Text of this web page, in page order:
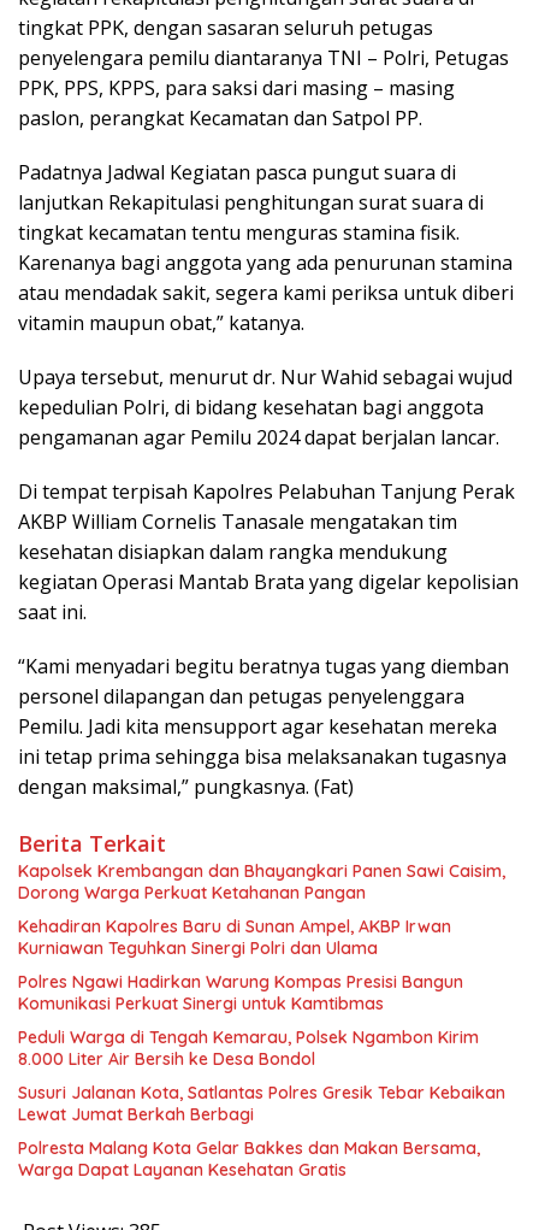
tingkat PPK, dengan sasaran seluruh petugas
penyelengara pemilu diantaranya TNI – Polri, Petugas
PPK, PPS, KPPS, para saksi dari masing – masing
paslon, perangkat Kecamatan dan Satpol PP.
Padatnya Jadwal Kegiatan pasca pungut suara di
lanjutkan Rekapitulasi penghitungan surat suara di
tingkat kecamatan tentu menguras stamina fisik.
Karenanya bagi anggota yang ada penurunan stamina
atau mendadak sakit, segera kami periksa untuk diberi
vitamin maupun obat,” katanya.
Upaya tersebut, menurut dr. Nur Wahid sebagai wujud
kepedulian Polri, di bidang kesehatan bagi anggota
pengamanan agar Pemilu 2024 dapat berjalan lancar.
Di tempat terpisah Kapolres Pelabuhan Tanjung Perak
AKBP William Cornelis Tanasale mengatakan tim
kesehatan disiapkan dalam rangka mendukung
kegiatan Operasi Mantab Brata yang digelar kepolisian
saat ini.
“Kami menyadari begitu beratnya tugas yang diemban
personel dilapangan dan petugas penyelenggara
Pemilu. Jadi kita mensupport agar kesehatan mereka
ini tetap prima sehingga bisa melaksanakan tugasnya
dengan maksimal,” pungkasnya. (Fat)
Berita Terkait
Kapolsek Krembangan dan Bhayangkari Panen Sawi Caisim,
Dorong Warga Perkuat Ketahanan Pangan
Kehadiran Kapolres Baru di Sunan Ampel, AKBP Irwan
Kurniawan Teguhkan Sinergi Polri dan Ulama
Polres Ngawi Hadirkan Warung Kompas Presisi Bangun
Komunikasi Perkuat Sinergi untuk Kamtibmas
Peduli Warga di Tengah Kemarau, Polsek Ngambon Kirim
8.000 Liter Air Bersih ke Desa Bondol
Susuri Jalanan Kota, Satlantas Polres Gresik Tebar Kebaikan
Lewat Jumat Berkah Berbagi
Polresta Malang Kota Gelar Bakkes dan Makan Bersama,
Warga Dapat Layanan Kesehatan Gratis